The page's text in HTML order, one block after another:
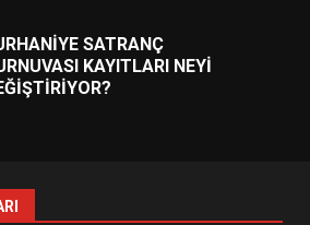
SATRANÇ
KAYITLARI NEYİ
YÖNETİM NASIL